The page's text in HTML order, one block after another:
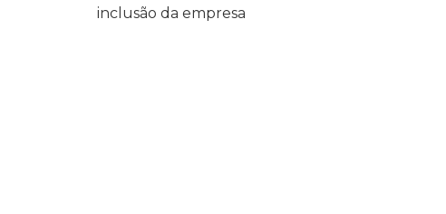
inclusão da empresa